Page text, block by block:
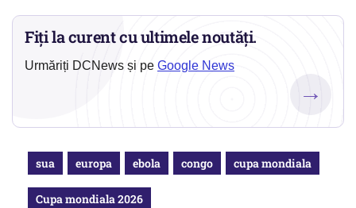
Fiți la curent cu ultimele noutăți.
Urmăriți DCNews și pe Google News
→
sua europa ebola congo cupa mondiala
Cupa mondiala 2026